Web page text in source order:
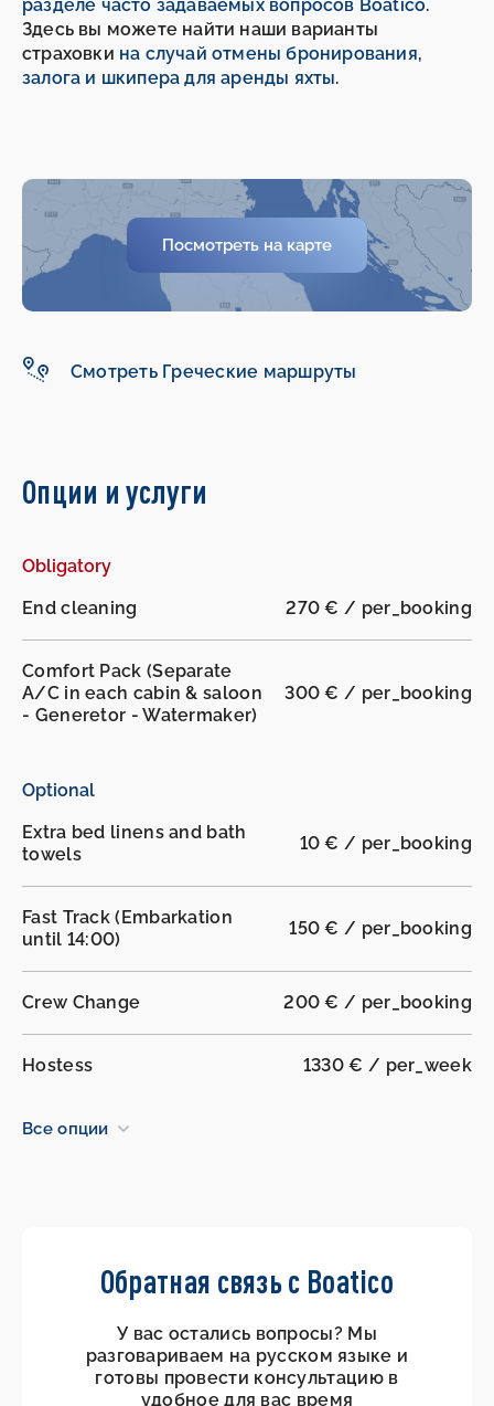
разделе часто задаваемых вопросов Boatico.
Здесь вы можете найти наши варианты
страховки на случай отмены бронирования,
залога и шкипера для аренды яхты.
Посмотреть на карте
Смотреть Греческие маршруты
Опции и услуги
Obligatory
End cleaning
270 € / per_booking
Comfort Pack (Separate
A/C in each cabin & saloon
- Generetor - Watermaker)
300 € / per_booking
Optional
Extra bed linens and bath
towels
10 € / per_booking
Fast Track (Embarkation
until 14:00)
150 € / per_booking
Crew Change 200 € / per_booking
Hostess 1330 € / per_week
Все опции
Обратная связь с Boatico
У вас остались вопросы? Мы
разговариваем на русском языке и
готовы провести консультацию в
удобное для вас время